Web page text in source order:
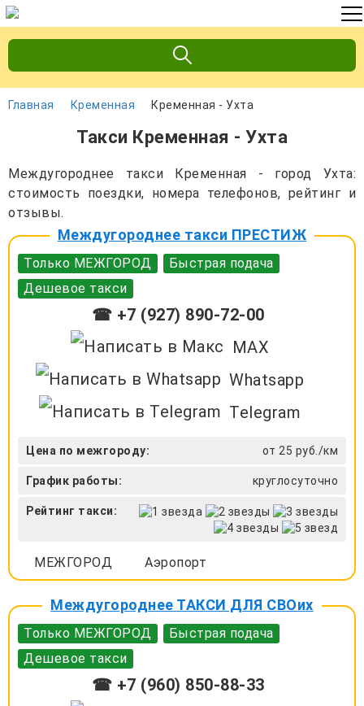
Главная Кременная Кременная - Ухта
Такси Кременная - Ухта
Междугороднее такси Кременная - город Ухта:
стоимость поездки, номера телефонов, рейтинг и
отзывы.
Междугороднее такси ПРЕСТИЖ
Только МЕЖГОРОД
Быстрая подача
Дешевое такси
☎ +7 (927) 890-72-00
MAX
Whatsapp
Telegram
Цена по межгороду: от 25 руб./км
График работы: круглосуточно
Рейтинг такси:
МЕЖГОРОД Аэропорт
Междугороднее ТАКСИ ДЛЯ СВОих
Только МЕЖГОРОД
Быстрая подача
Дешевое такси
☎ +7 (960) 850-88-33